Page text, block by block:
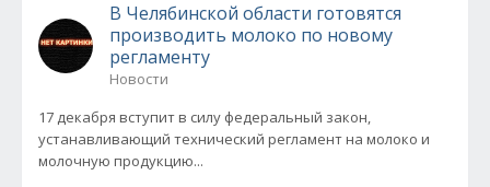
В Челябинской области готовятся
производить молоко по новому
регламенту
Новости
17 декабря вступит в силу федеральный закон,
устанавливающий технический регламент на молоко и
молочную продукцию...